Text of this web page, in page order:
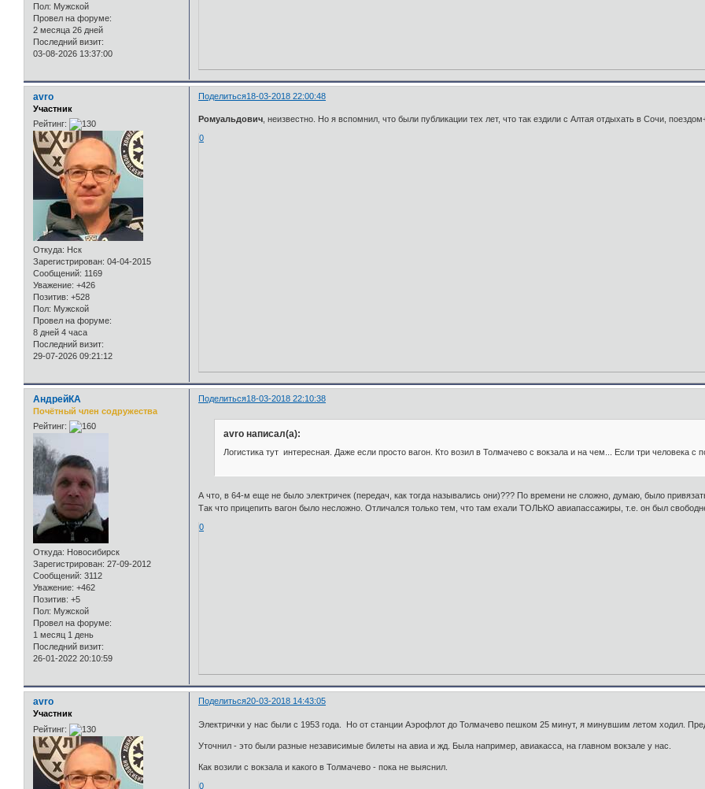
Пол: Мужской
Провел на форуме:
2 месяца 26 дней
Последний визит:
03-08-2026 13:37:00
Поделиться18-03-2018 22:00:48
avro
Участник
Рейтинг:
Откуда: Нск
Зарегистрирован: 04-04-2015
Сообщений: 1169
Уважение: +426
Позитив: +528
Пол: Мужской
Провел на форуме:
8 дней 4 часа
Последний визит:
29-07-2026 09:21:12
Ромуальдович , неизвестно. Но я вспомнил, что были публикации тех лет, что так ездили с Алтая отдыхать в Сочи,
0
Поделиться18-03-2018 22:10:38
АндрейКА
Почётный член содружества
Рейтинг:
Откуда: Новосибирск
Зарегистрирован: 27-09-2012
Сообщений: 3112
Уважение: +462
Позитив: +5
Пол: Мужской
Провел на форуме:
1 месяц 1 день
Последний визит:
26-01-2022 20:10:59
avro написал(а):
Логистика тут интересная. Даже если просто вагон. Кто возил в Толмачево с вокзала и на чем... Если три человека с
А что, в 64-м еще не было электричек (передач, как тогда назывались они)??? По времени не сложно, думаю, было
Так что прицепить вагон было несложно. Отличался только тем, что там ехали ТОЛЬКО авиапассажиры, т.е. он был
0
Поделиться20-03-2018 14:43:05
avro
Участник
Рейтинг:
Электрички у нас были с 1953 года. Но от станции Аэрофлот до Толмачево пешком 25 минут, я минувшим летом ходил.
Уточнил - это были разные независимые билеты на авиа и жд. Была например, авиакасса, на главном вокзале у нас.
Как возили с вокзала и какого в Толмачево - пока не выяснил.
0